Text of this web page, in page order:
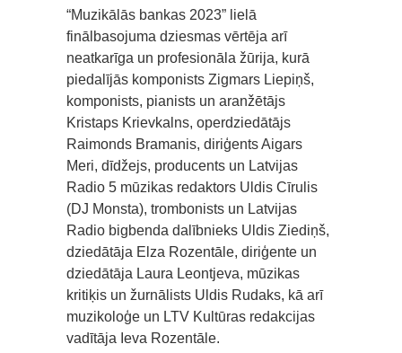
“Muzikālās bankas 2023” lielā
finālbasojuma dziesmas vērtēja arī
neatkarīga un profesionāla žūrija, kurā
piedalījās komponists Zigmars Liepiņš,
komponists, pianists un aranžētājs
Kristaps Krievkalns, operdziedātājs
Raimonds Bramanis, diriģents Aigars
Meri, dīdžejs, producents un Latvijas
Radio 5 mūzikas redaktors Uldis Cīrulis
(DJ Monsta), trombonists un Latvijas
Radio bigbenda dalībnieks Uldis Ziediņš,
dziedātāja Elza Rozentāle, diriģente un
dziedātāja Laura Leontjeva, mūzikas
kritiķis un žurnālists Uldis Rudaks, kā arī
muzikoloģe un LTV Kultūras redakcijas
vadītāja Ieva Rozentāle.